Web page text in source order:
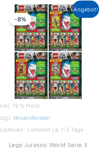
Angebot!
-8%
inkl. 19 % MwSt.
zzgl. Versandkosten
Lieferzeit: Lieferzeit ca. 1-3 Tage
Lego Jurassic World Serie 3
Ursprünglicher
Preis
war:
23,96 €
Aktueller
Preis
ist:
21,95 €.